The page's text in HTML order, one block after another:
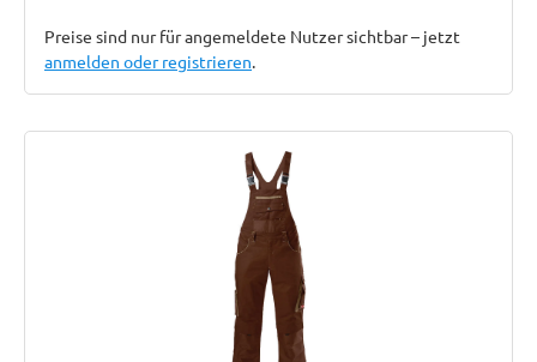
Preise sind nur für angemeldete Nutzer sichtbar – jetzt
anmelden oder registrieren.